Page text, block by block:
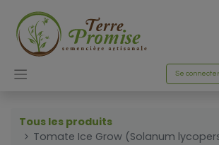
Se connecter
Tous les produits
Tomate Ice Grow (Solanum